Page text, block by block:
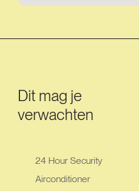
Dit mag je
verwachten
24 Hour Security
Airconditioner